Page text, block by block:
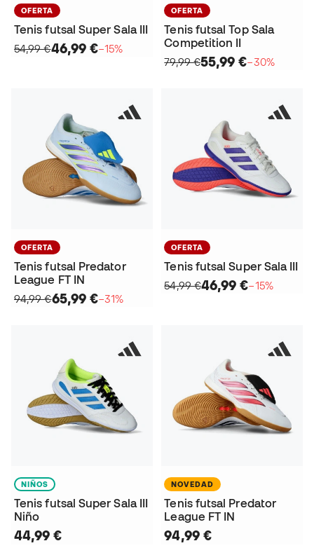
OFERTA
Tenis futsal Super Sala III
54,99 €46,99 €−15%
OFERTA
Tenis futsal Top Sala
Competition II
79,99 €55,99 €−30%
OFERTA
Tenis futsal Predator
League FT IN
94,99 €65,99 €−31%
OFERTA
Tenis futsal Super Sala III
54,99 €46,99 €−15%
NIÑOS
Tenis futsal Super Sala III
Niño
44,99 €
NOVEDAD
Tenis futsal Predator
League FT IN
94,99 €